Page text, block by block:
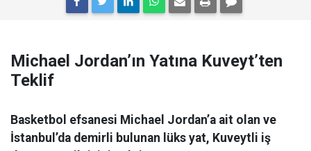
Michael Jordan’ın Yatına Kuveyt’ten
Teklif
Basketbol efsanesi Michael Jordan’a ait olan ve
İstanbul’da demirli bulunan lüks yat, Kuveytli iş